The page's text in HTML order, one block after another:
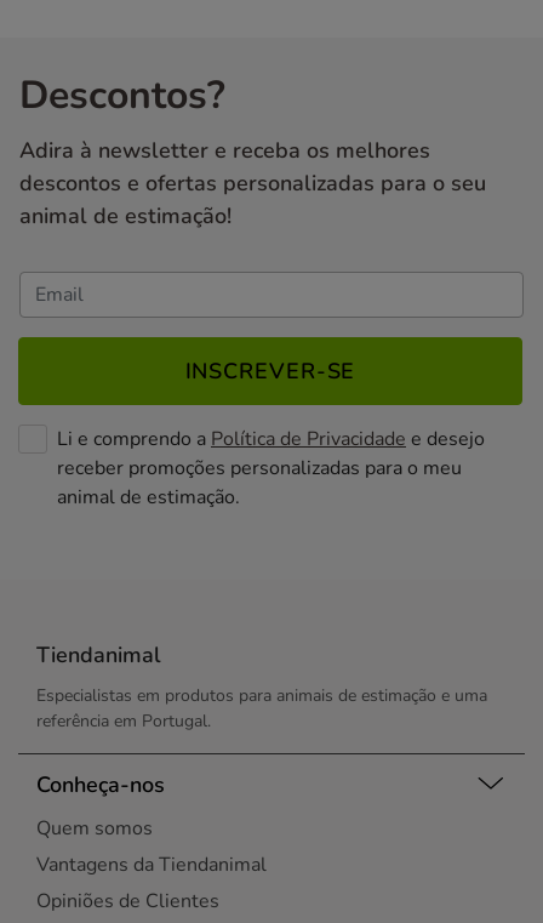
Descontos?
Adira à newsletter e receba os melhores
descontos e ofertas personalizadas para o seu
animal de estimação!
INSCREVER-SE
Li e comprendo a Política de Privacidade e desejo
receber promoções personalizadas para o meu
animal de estimação.
Tiendanimal
Especialistas em produtos para animais de estimação e uma
referência em Portugal.
Conheça-nos
Quem somos
Vantagens da Tiendanimal
Opiniões de Clientes